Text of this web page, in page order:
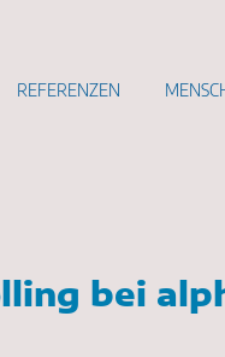
REFERENZEN
bei